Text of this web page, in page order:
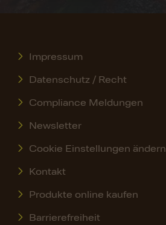
Impressum
Datenschutz / Recht
Compliance Meldungen
Newsletter
Cookie Einstellungen ändern
Kontakt
Produkte online kaufen
Barrierefreiheit